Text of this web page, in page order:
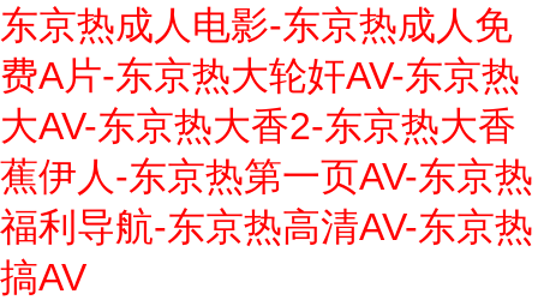
东京热成人电影-东京热成人免
费A片-东京热大轮奸AV-东京热
大AV-东京热大香2-东京热大香
蕉伊人-东京热第一页AV-东京热
福利导航-东京热高清AV-东京热
搞AV